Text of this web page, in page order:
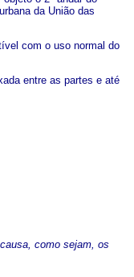
da União das
com o uso normal do
entre as partes e até
como sejam, os